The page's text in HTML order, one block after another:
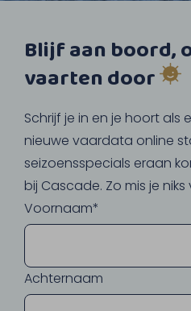
Blijf aan boord,
vaarten door
Schrijf je in en je hoort als
nieuwe vaardata online
seizoensspecials eraan
bij Cascade. Zo mis je
Voornaam*
Achternaam